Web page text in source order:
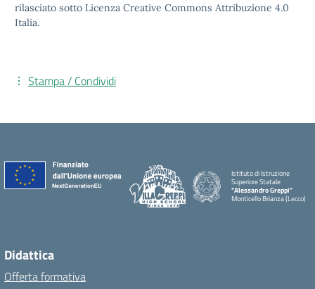
rilasciato sotto Licenza Creative Commons Attribuzione 4.0
Italia.
Stampa / Condividi
Istituto di Istruzione
Superiore Statale
"Alessandro Greppi"
Monticello Brianza (Lecco)
Didattica
Offerta formativa